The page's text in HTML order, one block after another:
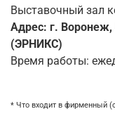
Выставочный зал
Адрес: г. Воронеж,
(ЭРНИКС)
Время работы:
* Что входит в фирменный